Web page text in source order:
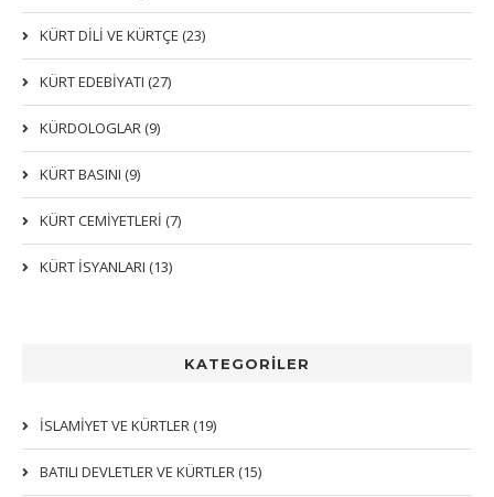
KATEGORİLER
İSLAMIYET VE KÜRTLER (19)
BATILI DEVLETLER VE KÜRTLER (15)
KÜRT DİLİ VE KÜRTÇE (23)
KÜRT EDEBİYATI (27)
KÜRDOLOGLAR (9)
KÜRT BASINI (9)
KÜRT CEMİYETLERİ (7)
KÜRT İSYANLARI (13)